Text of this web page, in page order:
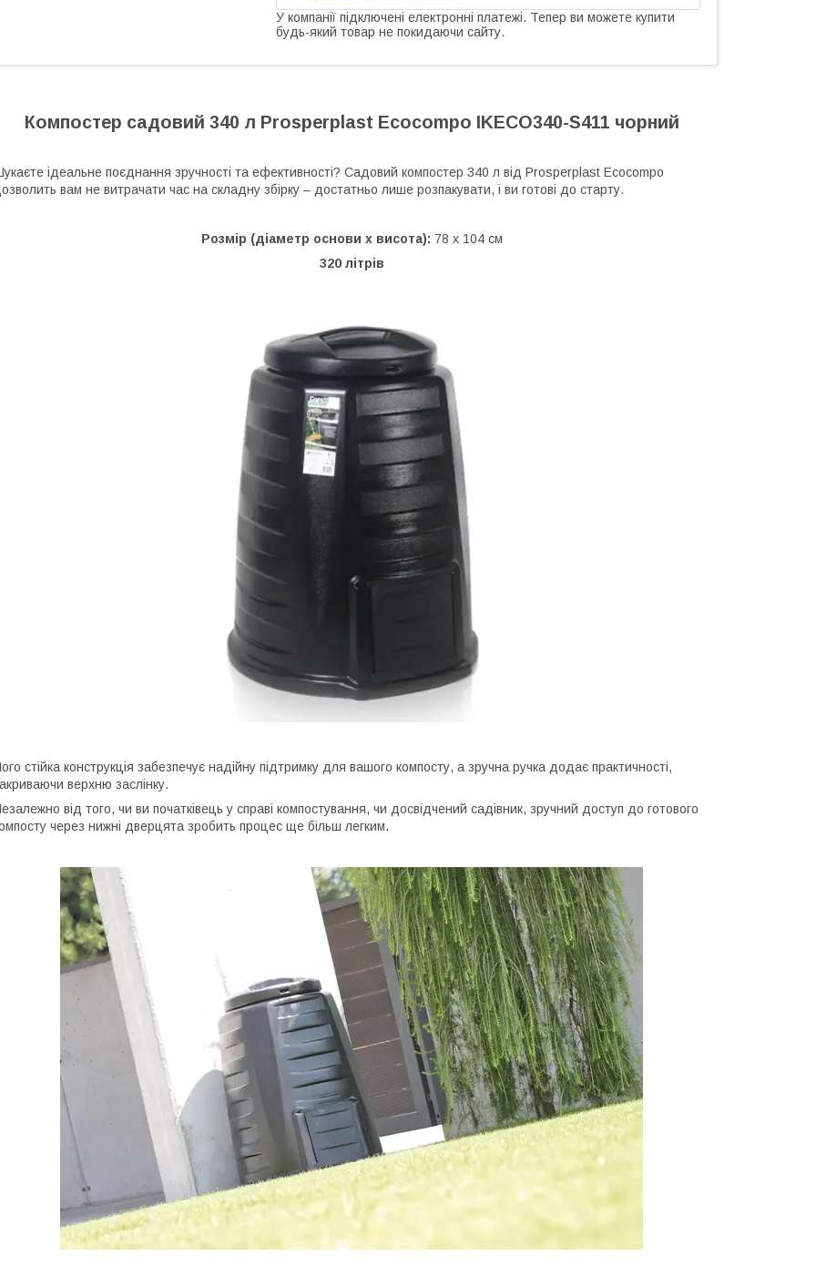
У компанії підключені електронні платежі. Тепер ви можете купити
будь-який товар не покидаючи сайту.
Компостер садовий 340 л Prosperplast Ecocompo IKECO340-S411 чорний
ідеальне поєднання зручності та ефективності? Садовий компостер 340 л від Prosperplast Ecocompo
вам не витрачати час на складну збірку – достатньо лише розпакувати, і ви готові до старту.
Розмір (діаметр основи х висота): 78 х 104 см
320 літрів
стійка конструкція забезпечує надійну підтримку для вашого компосту, а зручна ручка додає практичності,
верхню заслінку.
від того, чи ви початківець у справі компостування, чи досвідчений садівник, зручний доступ до готового
через нижні дверцята зробить процес ще більш легким.